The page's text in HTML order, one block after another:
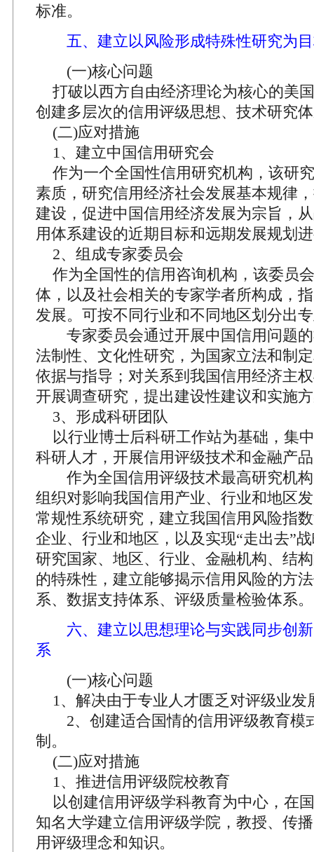
标准。
五、建立以风险形成特殊性研究为
(一)核心问题
打破以西方自由经济理论为核心的美
创建多层次的信用评级思想、技术研究
(二)应对措施
1、建立中国信用研究会
作为一个全国性信用研究机构，该研
素质，研究信用经济社会发展基本规律
建设，促进中国信用经济发展为宗旨，
用体系建设的近期目标和远期发展规划
2、组成专家委员会
作为全国性的信用咨询机构，该委员
体，以及社会相关的专家学者所构成，
发展。可按不同行业和不同地区划分出
专家委员会通过开展中国信用问题的
法制性、文化性研究，为国家立法和制
依据与指导；对关系到我国信用经济主
开展调查研究，提出建设性建议和实施
3、形成科研团队
以行业博士后科研工作站为基础，集
科研人才，开展信用评级技术和金融产
作为全国信用评级技术最高研究机构
组织对影响我国信用产业、行业和地区
常规性系统研究，建立我国信用风险指
企业、行业和地区，以及实现“走出去”
研究国家、地区、行业、金融机构、结
的特殊性，建立能够揭示信用风险的方
系、数据支持体系、评级质量检验体系。
六、建立以思想理论与实践同步创
系
(一)核心问题
1、解决由于专业人才匮乏对评级业发
2、创建适合国情的信用评级教育模
制。
(二)应对措施
1、推进信用评级院校教育
以创建信用评级学科教育为中心，在
知名大学建立信用评级学院，教授、传
用评级理念和知识。